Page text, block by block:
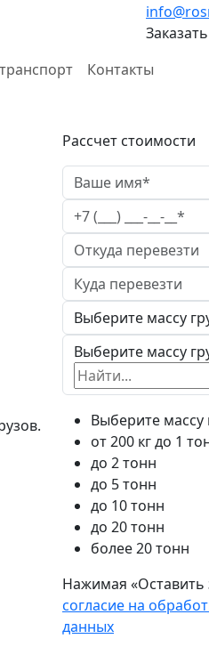
Контакты
Рассчет стоимости
Выберите массу
Выберите массу
от 200 кг до 1
до 2 тонн
до 5 тонн
до 10 тонн
до 20 тонн
более 20 тонн
Нажимая «Оставить
согласие на
данных